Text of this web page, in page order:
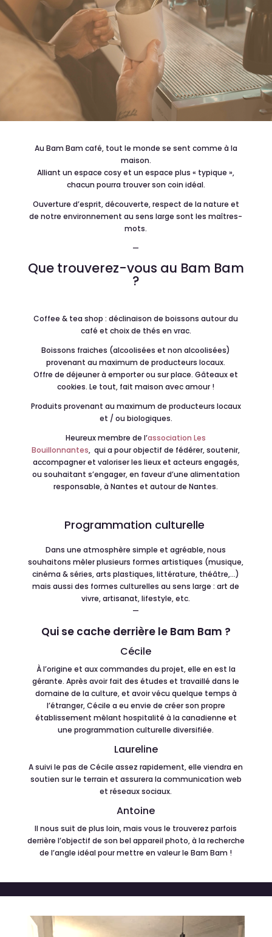
Au Bam Bam café, tout le monde se sent comme à la
maison.
Alliant un espace cosy et un espace plus « typique »,
chacun pourra trouver son coin idéal.
Ouverture d’esprit, découverte, respect de la nature et
de notre environnement au sens large sont les maîtres-
mots.
—
Que trouverez-vous au Bam Bam
?
Coffee & tea shop : déclinaison de boissons autour du
café et choix de thés en vrac.
Boissons fraiches (alcoolisées et non alcoolisées)
provenant au maximum de producteurs locaux.
Offre de déjeunerà emporter ou sur place. Gâteaux et
cookies. Le tout, fait maison avec amour !
Produits provenant au maximum de producteurs locaux
et / ou biologiques.
Heureux membre de l’association Les
Bouillonnantes, qui a pour objectif de fédérer, soutenir,
accompagner et valoriser les lieux et acteurs engagés,
ou souhaitant s’engager, en faveur d’une alimentation
responsable, à Nantes et autour de Nantes.
Programmation culturelle
Dans une atmosphère simple et agréable, nous
souhaitons mêler plusieurs formes artistiques (musique,
cinéma & séries, arts plastiques, littérature, théâtre,…)
mais aussi des formes culturelles au sens large : art de
vivre, artisanat, lifestyle, etc.
—
Qui se cache derrière le Bam Bam ?
Cécile
Àl’origine et aux commandes du projet, elle en est la
gérante. Après avoir fait desétudes et travaillé dans le
domaine de la culture, et avoir vécu quelque temps à
l’étranger, Cécile a eu envie de créer son propre
établissement mêlant hospitalité à la canadienne et
une programmation culturelle diversifiée.
Laureline
A suivi le pas de Cécile assez rapidement, elle viendra en
soutien sur le terrain et assurera la communication web
et réseaux sociaux.
Antoine
Il nous suit de plus loin, mais vous le trouverez parfois
derrière l’objectif de son bel appareil photo, à la recherche
de l’angle idéal pour mettre en valeur le Bam Bam !